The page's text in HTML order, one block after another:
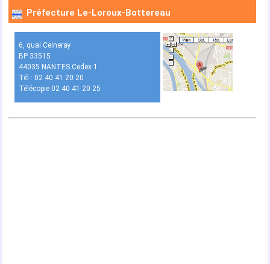
Préfecture Le-Loroux-Bottereau
6, quai Ceineray
BP 33515
44035 NANTES Cedex 1
Tél : 02 40 41 20 20
Télécopie 02 40 41 20 25